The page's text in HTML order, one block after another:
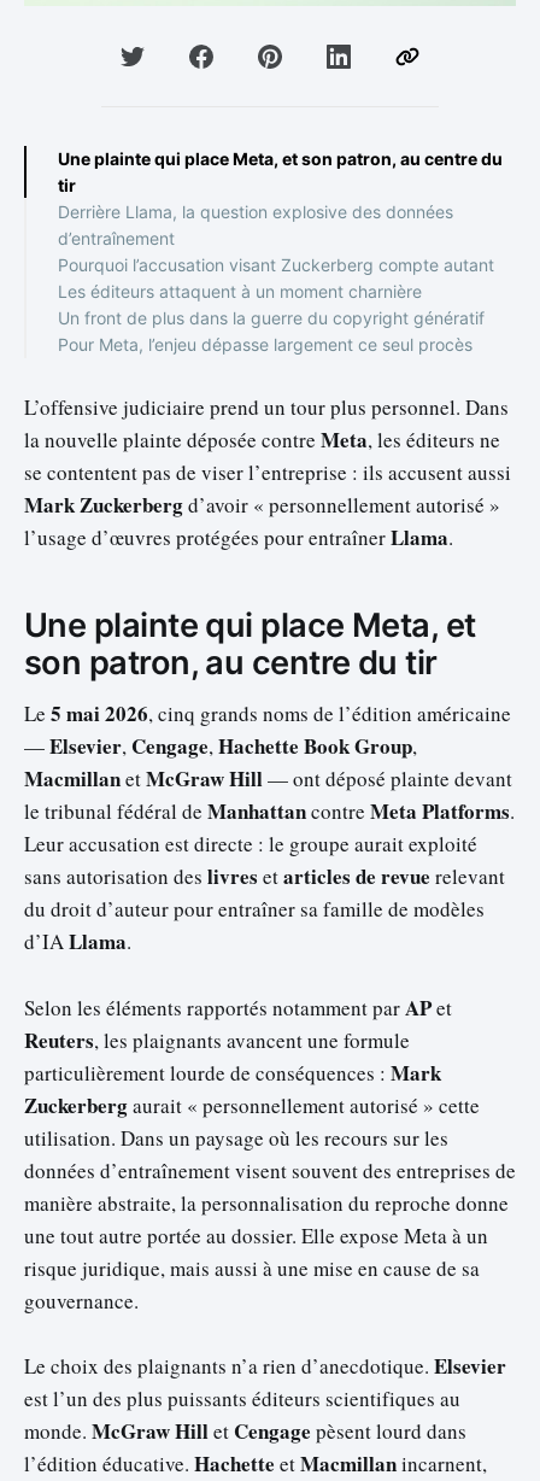
Une plainte qui place Meta, et son patron, au centre du
tir
Derrière Llama, la question explosive des données
d’entraînement
Pourquoi l’accusation visant Zuckerberg compte autant
Les éditeurs attaquent à un moment charnière
Un front de plus dans la guerre du copyright génératif
Pour Meta, l’enjeu dépasse largement ce seul procès
L’offensive judiciaire prend un tour plus personnel. Dans
la nouvelle plainte déposée contre Meta, les éditeurs ne
se contentent pas de viser l’entreprise : ils accusent aussi
Mark Zuckerbergd’avoir « personnellement autorisé »
l’usage d’œuvres protégées pour entraînerLlama.
Une plainte qui place Meta, et
son patron, au centre du tir
Le 5 mai 2026, cinq grands noms de l’édition américaine
—Elsevier, Cengage,Hachette Book Group,
MacmillanetMcGraw Hill— ont déposé plainte devant
le tribunal fédéral de Manhattancontre Meta Platforms.
Leur accusation est directe : le groupe aurait exploité
sans autorisation des livres etarticles de revue relevant
du droit d’auteur pour entraîner sa famille de modèles
d’IALlama.
Selon les éléments rapportés notamment parAPet
Reuters, les plaignants avancent une formule
particulièrement lourde de conséquences : Mark
Zuckerbergaurait « personnellement autorisé » cette
utilisation. Dans un paysage où les recours sur les
données d’entraînement visent souvent des entreprises de
manière abstraite, la personnalisation du reproche donne
une tout autre portée au dossier. Elle expose Meta à un
risque juridique, mais aussi à une mise en cause de sa
gouvernance.
Le choix des plaignants n’a rien d’anecdotique. Elsevier
est l’un des plus puissants éditeurs scientifiques au
monde. McGraw Hillet Cengage pèsent lourd dans
l’édition éducative. Hachette etMacmillanincarnent,